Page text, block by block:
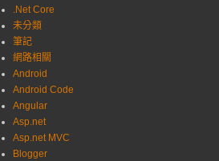
.Net Core
未分類
筆記
網路相關
Android
Android Code
Angular
Asp.net
Asp.net MVC
Blogger